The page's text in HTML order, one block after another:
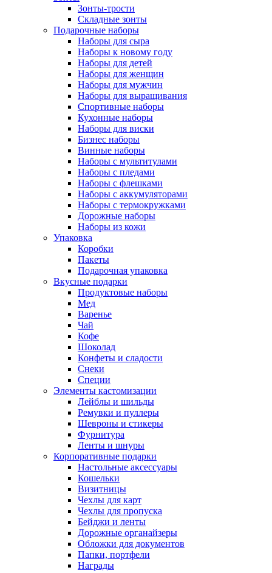
Зонты-трости
Складные зонты
Подарочные наборы
Наборы для сыра
Наборы к новому году
Наборы для детей
Наборы для женщин
Наборы для мужчин
Наборы для выращивания
Спортивные наборы
Кухонные наборы
Наборы для виски
Бизнес наборы
Винные наборы
Наборы с мультитулами
Наборы с пледами
Наборы с флешками
Наборы с аккумуляторами
Наборы с термокружками
Дорожные наборы
Наборы из кожи
Упаковка
Коробки
Пакеты
Подарочная упаковка
Вкусные подарки
Продуктовые наборы
Мед
Варенье
Чай
Кофе
Шоколад
Конфеты и сладости
Снеки
Специи
Элементы кастомизации
Лейблы и шильды
Ремувки и пуллеры
Шевроны и стикеры
Фурнитура
Ленты и шнуры
Корпоративные подарки
Настольные аксессуары
Кошельки
Визитницы
Чехлы для карт
Чехлы для пропуска
Бейджи и ленты
Дорожные органайзеры
Обложки для документов
Папки, портфели
Награды